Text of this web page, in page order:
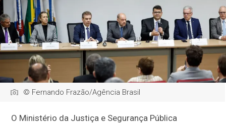
© Fernando Frazão/Agência Brasil
O Ministério da Justiça e Segurança Pública